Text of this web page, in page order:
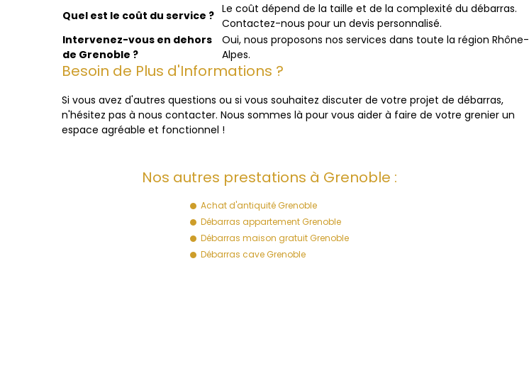
Quel est le coût du service ? Le coût dépend de la taille et de la complexité du débarras.
Contactez-nous pour un devis personnalisé.
Intervenez-vous en dehors
de Grenoble ?
Oui, nous proposons nos services dans toute la région Rhône-
Alpes.
Besoin de Plus d'Informations ?
Si vous avez d'autres questions ou si vous souhaitez discuter de votre projet de débarras,
n'hésitez pas à nous contacter. Nous sommes là pour vous aider à faire de votre grenier un
espace agréable et fonctionnel !
Nos autres prestations à Grenoble :
Achat d'antiquité Grenoble
Débarras appartement Grenoble
Débarras maison gratuit Grenoble
Débarras cave Grenoble